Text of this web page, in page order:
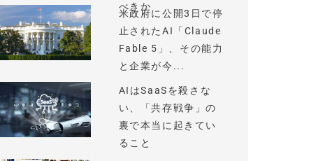
べきか
米政府に公開3日で停
止されたAI「Claude
Fable 5」、その能力
と企業が今...
AIはSaaSを殺さな
い、「共存戦争」の
裏で本当に起きてい
ること